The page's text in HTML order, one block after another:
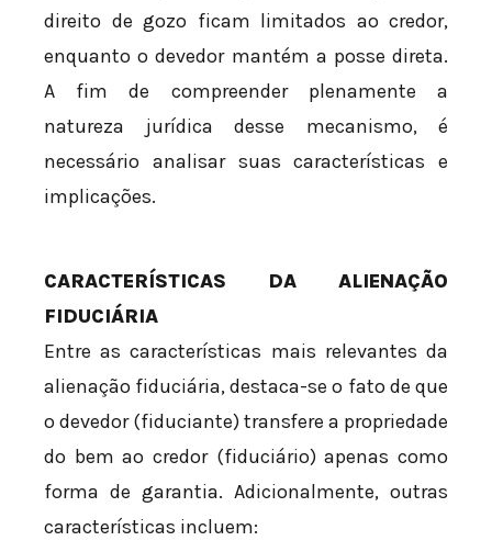
direito de gozo ficam limitados ao credor,
enquanto o devedor mantém a posse direta.
A fim de compreender plenamente a
natureza jurídica desse mecanismo, é
necessário analisar suas características e
implicações.
CARACTERÍSTICAS DA ALIENAÇÃO
FIDUCIÁRIA
Entre as características mais relevantes da
alienação fiduciária, destaca-se o fato de que
o devedor (fiduciante) transfere a propriedade
do bem ao credor (fiduciário) apenas como
forma de garantia. Adicionalmente, outras
características incluem: